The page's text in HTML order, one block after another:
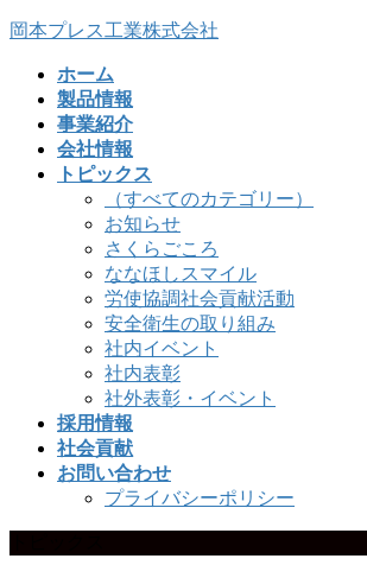
コ
ナ
岡本プレス工業株式会社
ホーム
製品情報
事業紹介
会社情報
トピックス
（すべてのカテゴリー）
お知らせ
さくらごころ
ななほしスマイル
労使協調社会貢献活動
安全衛生の取り組み
社内イベント
社内表彰
社外表彰・イベント
採用情報
社会貢献
お問い合わせ
プライバシーポリシー